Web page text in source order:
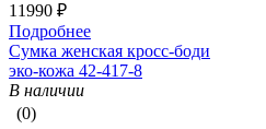
11990 ₽
Подробнее
Сумка женская кросс-боди
эко-кожа 42-417-8
В наличии
(0)